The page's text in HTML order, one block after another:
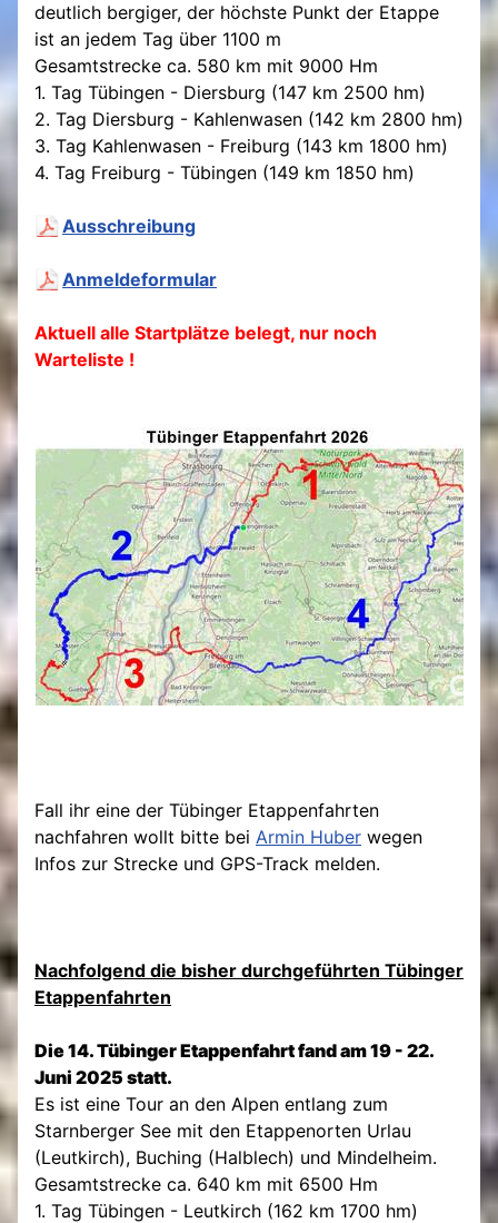
deutlich bergiger, der höchste Punkt der Etappe
ist an jedem Tag über 1100 m
Gesamtstrecke ca. 580 km mit 9000 Hm
1. Tag Tübingen - Diersburg (147 km 2500 hm)
2. Tag Diersburg - Kahlenwasen (142 km 2800 hm)
3. Tag Kahlenwasen - Freiburg (143 km 1800 hm)
4. Tag Freiburg - Tübingen (149 km 1850 hm)
Ausschreibung
Anmeldeformular
Aktuell alle Startplätze belegt, nur noch
Warteliste !
Fall ihr eine der Tübinger Etappenfahrten
nachfahren wollt bitte bei Armin Huber wegen
Infos zur Strecke und GPS-Track melden.
Nachfolgend die bisher durchgeführten Tübinger
Etappenfahrten
Die 14. Tübinger Etappenfahrt fand am 19 - 22.
Juni 2025 statt.
Es ist eine Tour an den Alpen entlang zum
Starnberger See mit den Etappenorten Urlau
(Leutkirch), Buching (Halblech) und Mindelheim.
Gesamtstrecke ca. 640 km mit 6500 Hm
1. Tag Tübingen - Leutkirch (162 km 1700 hm)